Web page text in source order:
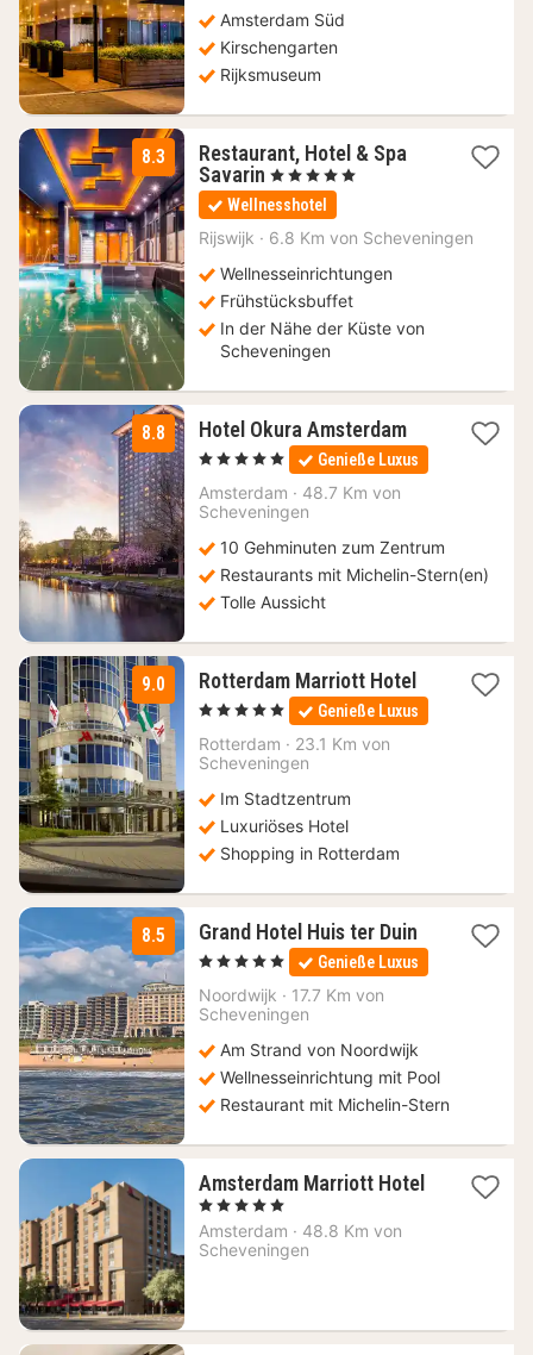
Amsterdam Süd
Kirschengarten
Rijksmuseum
8.3
Restaurant, Hotel & Spa
Savarin 1
Nacht
ab
145,23
, 5 Sterne
Wellnesshotel
Rijswijk · 6.8 Km von Scheveningen
Wellnesseinrichtungen
Frühstücksbuffet
In der Nähe der Küste von
Scheveningen
8.8 Hotel Okura Amsterdam1
Nacht
ab
, 5 Sterne Genieße Luxus
Amsterdam · 48.7 Km von
Scheveningen
10 Gehminuten zum Zentrum
Restaurants mit Michelin-Stern(en)
Tolle Aussicht
9.0 Rotterdam Marriott Hotel1
Nacht
ab
, 5 Sterne Genieße Luxus
Rotterdam · 23.1 Km von
Scheveningen
Im Stadtzentrum
Luxuriöses Hotel
Shopping in Rotterdam
8.5 Grand Hotel Huis ter Duin1
Nacht
ab
, 5 Sterne Genieße Luxus
Noordwijk · 17.7 Km von
Scheveningen
Am Strand von Noordwijk
Wellnesseinrichtung mit Pool
Restaurant mit Michelin-Stern
Amsterdam Marriott Hotel
1
Nacht
ab
, 5 Sterne
Amsterdam · 48.8 Km von
Scheveningen